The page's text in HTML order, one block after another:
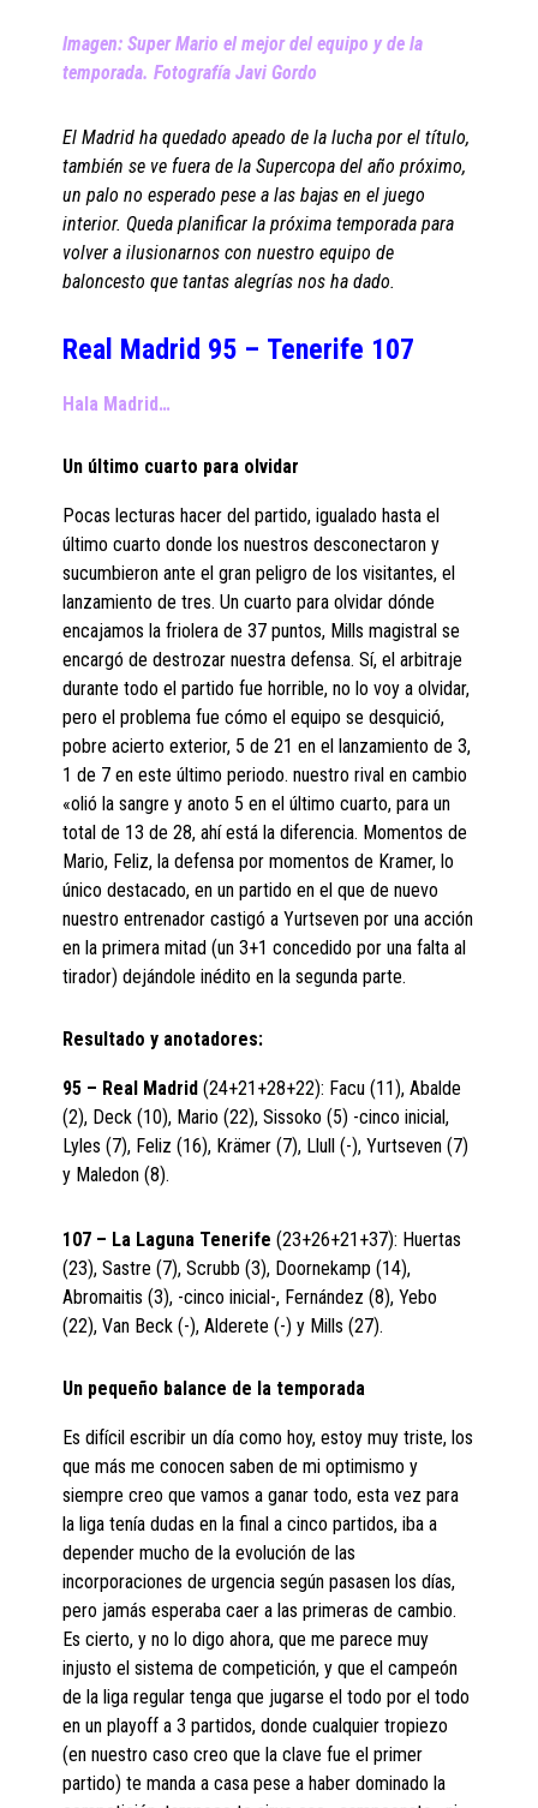
Imagen: Super Mario el mejor del equipo y de la
temporada. Fotografía Javi Gordo
El Madrid ha quedado apeado de la lucha por el título,
también se ve fuera de la Supercopa del año próximo,
un palo no esperado pese a las bajas en el juego
interior. Queda planificar la próxima temporada para
volver a ilusionarnos con nuestro equipo de
baloncesto que tantas alegrías nos ha dado.
Real Madrid 95 – Tenerife 107
Hala Madrid…
Un último cuarto para olvidar
Pocas lecturas hacer del partido, igualado hasta el
último cuarto donde los nuestros desconectaron y
sucumbieron ante el gran peligro de los visitantes, el
lanzamiento de tres. Un cuarto para olvidar dónde
encajamos la friolera de 37 puntos, Mills magistral se
encargó de destrozar nuestra defensa. Sí, el arbitraje
durante todo el partido fue horrible, no lo voy a olvidar,
pero el problema fue cómo el equipo se desquició,
pobre acierto exterior, 5 de 21 en el lanzamiento de 3,
1 de 7 en este último periodo. nuestro rival en cambio
«olió la sangre y anoto 5 en el último cuarto, para un
total de 13 de 28, ahí está la diferencia. Momentos de
Mario, Feliz, la defensa por momentos de Kramer, lo
único destacado, en un partido en el que de nuevo
nuestro entrenador castigó a Yurtseven por una acción
en la primera mitad (un 3+1 concedido por una falta al
tirador) dejándole inédito en la segunda parte.
Resultado y anotadores:
95 – Real Madrid(24+21+28+22): Facu (11), Abalde
(2), Deck (10), Mario (22), Sissoko (5) -cinco inicial,
Lyles (7), Feliz (16), Krämer (7), Llull (-), Yurtseven (7)
y Maledon (8).
107 – La Laguna Tenerife (23+26+21+37): Huertas
(23), Sastre (7), Scrubb (3), Doornekamp (14),
Abromaitis (3), -cinco inicial-, Fernández (8), Yebo
(22), Van Beck (-), Alderete (-) y Mills (27).
Un pequeño balance de la temporada
Es difícil escribir un día como hoy, estoy muy triste, los
que más me conocen saben de mi optimismo y
siempre creo que vamos a ganar todo, esta vez para
la liga tenía dudas en la final a cinco partidos, iba a
depender mucho de la evolución de las
incorporaciones de urgencia según pasasen los días,
pero jamás esperaba caer a las primeras de cambio.
Es cierto, y no lo digo ahora, que me parece muy
injusto el sistema de competición, y que el campeón
de la liga regular tenga que jugarse el todo por el todo
en un playoff a 3 partidos, donde cualquier tropiezo
(en nuestro caso creo que la clave fue el primer
partido) te manda a casa pese a haber dominado la